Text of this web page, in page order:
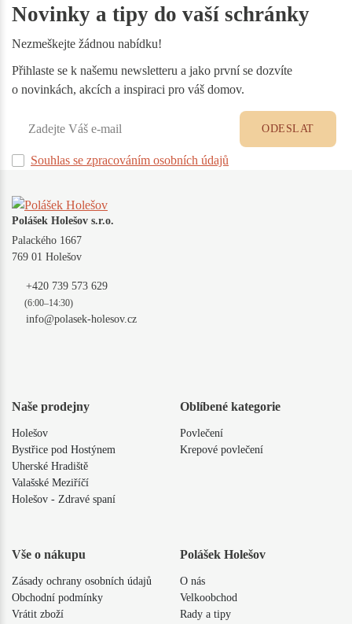
Novinky a tipy do vaší schránky
Nezmeškejte žádnou nabídku!
Přihlaste se k našemu newsletteru a jako první se dozvíte
o novinkách, akcích a inspiraci pro váš domov.
Souhlas se zpracováním osobních údajů
ODESLAT
Polášek Holešov s.r.o.
Palackého 1667
769 01 Holešov
+420 739 573 629
(6:00–14:30)
info@polasek-holesov.cz
Naše prodejny
Holešov
Bystřice pod Hostýnem
Uherské Hradiště
Valašské Meziříčí
Holešov - Zdravé spaní
Oblíbené kategorie
Povlečení
Krepové povlečení
Vše o nákupu
Zásady ochrany osobních údajů
Obchodní podmínky
Vrátit zboží
Polášek Holešov
O nás
Velkoobchod
Rady a tipy